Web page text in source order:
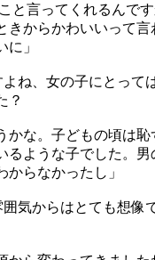
と言ってくれるんで
きからかわいいって言
に」
ね、女の子にとって
？
かな。子どもの頃は恥
るような子でした。
からなかったし」
気からはとても想像